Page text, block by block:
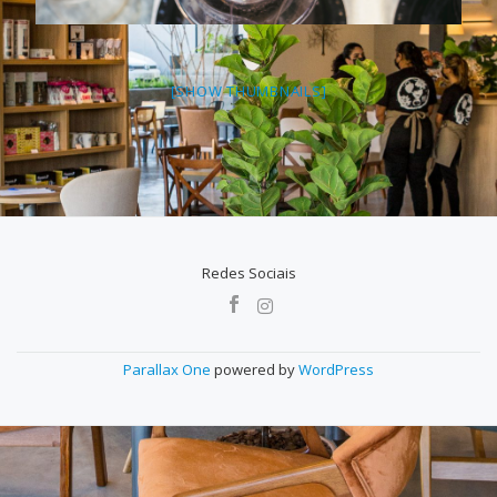
[SHOW THUMBNAILS]
Redes Sociais
Parallax One powered byWordPress